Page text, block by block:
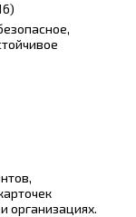
организациях.